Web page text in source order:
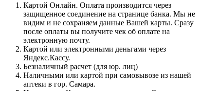
Картой Онлайн. Оплата производится через
защищенное соединение на странице банка. Мы не
видим и не сохраняем данные Вашей карты. Сразу
после оплаты вы получите чек об оплате на
электронную почту.
Картой или электронными деньгами через
Яндекс.Кассу.
Безналичный расчет (для юр. лиц)
Наличными или картой при самовывозе из нашей
аптеки в гор. Самара.